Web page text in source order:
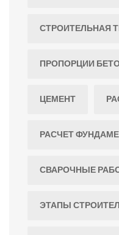
СТРОИТЕЛЬНАЯ
ПРОПОРЦИИ
ЦЕМЕНТ
РАСЧЕТ
СВАРОЧНЫЕ
ЭТАПЫ